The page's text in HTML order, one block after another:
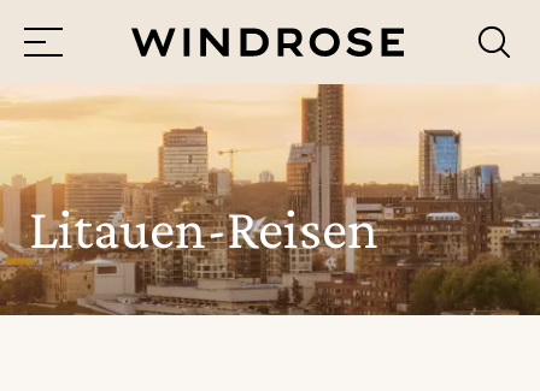
Menü
Reisethemen
Jetzt Anfrage senden
Litauen-Reisen